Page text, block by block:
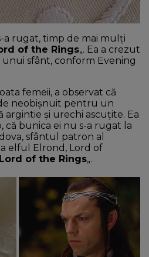
a rugat, timp de mai mulți
of the Rings„. Ea a crezut
unui sfânt, conform Evening
femeii, a observat că
neobişnuit pentru un
argintie şi urechi ascuţite. Ea
că bunica ei nu s-a rugat la
sfântul patron al
elful Elrond, Lord of
Lord of the Rings„.